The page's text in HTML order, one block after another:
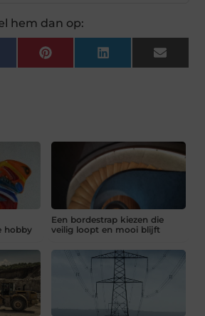
hem dan op:
Pinterest LinkedIn Email
hobby
Een bordestrap kiezen die
veilig loopt en mooi blijft